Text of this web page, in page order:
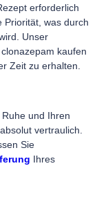
erforderlich
Priorität, was durch
Unser
kaufen
Zeit zu erhalten.
und Ihren
vertraulich.
Sie
Ihres